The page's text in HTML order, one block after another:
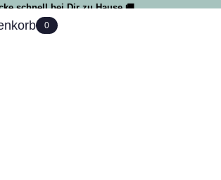
schnell bei Dir zu Hause 🚚
geflochtenes Leder, Farbe nude
0